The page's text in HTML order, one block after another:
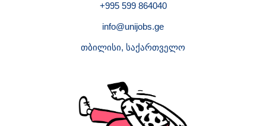
+995 599 864040
info@unijobs.ge
თბილისი, საქართველო